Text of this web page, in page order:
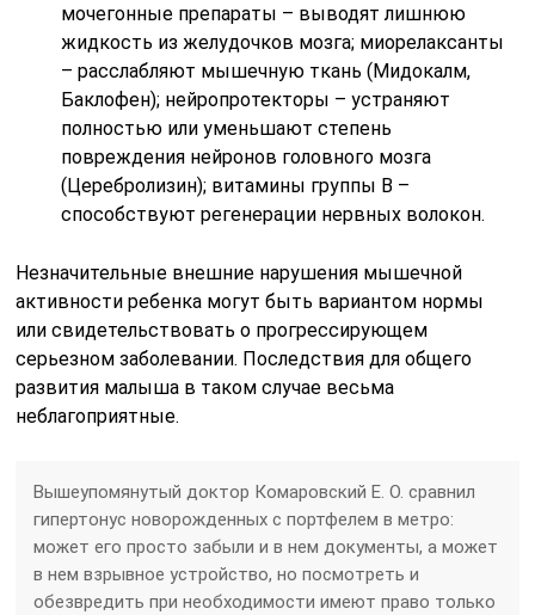
мочегонные препараты – выводят лишнюю
жидкость из желудочков мозга; миорелаксанты
– расслабляют мышечную ткань (Мидокалм,
Баклофен); нейропротекторы – устраняют
полностью или уменьшают степень
повреждения нейронов головного мозга
(Церебролизин); витамины группы В –
способствуют регенерации нервных волокон.
Незначительные внешние нарушения мышечной
активности ребенка могут быть вариантом нормы
или свидетельствовать о прогрессирующем
серьезном заболевании. Последствия для общего
развития малыша в таком случае весьма
неблагоприятные.
Вышеупомянутый доктор Комаровский Е. О. сравнил
гипертонус новорожденных с портфелем в метро:
может его просто забыли и в нем документы, а может
в нем взрывное устройство, но посмотреть и
обезвредить при необходимости имеют право только